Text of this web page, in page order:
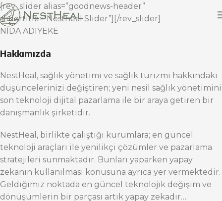
[rev_slider alias=”goodnews-header”
slidertitle=”Nestheal Slider”][/rev_slider]
NİDA ADIYEKE
Hakkımızda
NestHeal, sağlık yönetimi ve sağlık turizmi hakkındaki
düşüncelerinizi değiştiren; yeni nesil sağlık yönetimini
son teknoloji dijital pazarlama ile bir araya getiren bir
danışmanlık şirketidir.
NestHeal, birlikte çalıştığı kurumlara; en güncel
teknoloji araçları ile yenilikçi çözümler ve pazarlama
stratejileri sunmaktadır. Bunları yaparken yapay
zekanın kullanılması konusuna ayrıca yer vermektedir.
Geldiğimiz noktada en güncel teknolojik değişim ve
dönüşümlerin bir parçası artık yapay zekadır….